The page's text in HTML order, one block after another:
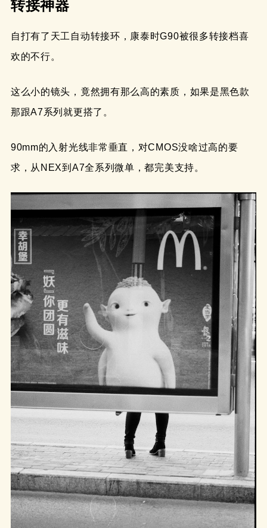
转接神器
自打有了天工自动转接环，康泰时G90被很多转接档喜
欢的不行。
这么小的镜头，竟然拥有那么高的素质，如果是黑色款
那跟A7系列就更搭了。
90mm的入射光线非常垂直，对CMOS没啥过高的要
求，从NEX到A7全系列微单，都完美支持。